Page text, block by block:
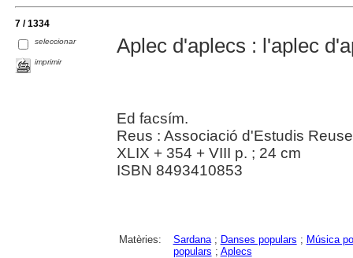
7 / 1334
seleccionar
imprimir
Aplec d'aplecs : l'aplec
Ed facsím.
Reus : Associació d'Estudis
XLIX + 354 + VIII p. ; 24 cm
ISBN 8493410853
Matèries: Sardana; Danses populars ; Música
populars ; Aplecs